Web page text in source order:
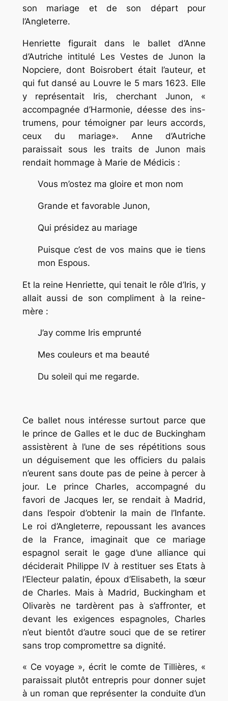
son mariage et de son départ pour
l’Angleterre.
Henriette figurait dans le ballet d’Anne
d’Autriche intitulé Les Vestes de Junon la
Nopciere, dont Boisrobert était l’auteur, et
qui fut dansé au Louvre le 5 mars 1623. Elle
y représentait Iris, cherchant Junon, «
accompagnée d’Harmonie, déesse des ins-
trumens, pour témoigner par leurs accords,
ceux du mariage». Anne d’Autriche
paraissait sous les traits de Junon mais
rendait hommage à Marie de Médicis :
Vous m’ostez ma gloire et mon nom
Grande et favorable Junon,
Qui présidez au mariage
Puisque c’est de vos mains que ie tiens
mon Espous.
Et la reine Henriette, qui tenait le rôle d’Iris, y
allait aussi de son compliment à la reine-
mère :
J’ay comme Iris emprunté
Mes couleurs et ma beauté
Du soleil qui me regarde.
Ce ballet nous intéresse surtout parce que
le prince de Galles et le duc de Buckingham
assistèrent à l’une de ses répétitions sous
un déguisement que les officiers du palais
n’eurent sans doute pas de peine à percer à
jour. Le prince Charles, accompagné du
favori de Jacques Ier, se rendait à Madrid,
dans l’espoir d’obtenir la main de l’Infante.
Le roi d’Angleterre, repoussant les avances
de la France, imaginait que ce mariage
espagnol serait le gage d’une alliance qui
déciderait Philippe IV à restituer ses Etats à
l’Electeur palatin, époux d’Elisabeth, la sœur
de Charles. Mais à Madrid, Buckingham et
Olivarès ne tardèrent pas à s’affronter, et
devant les exigences espagnoles, Charles
n’eut bientôt d’autre souci que de se retirer
sans trop compromettre sa dignité.
« Ce voyage », écrit le comte de Tillières, «
paraissait plutôt entrepris pour donner sujet
à un roman que représenter la conduite d’un